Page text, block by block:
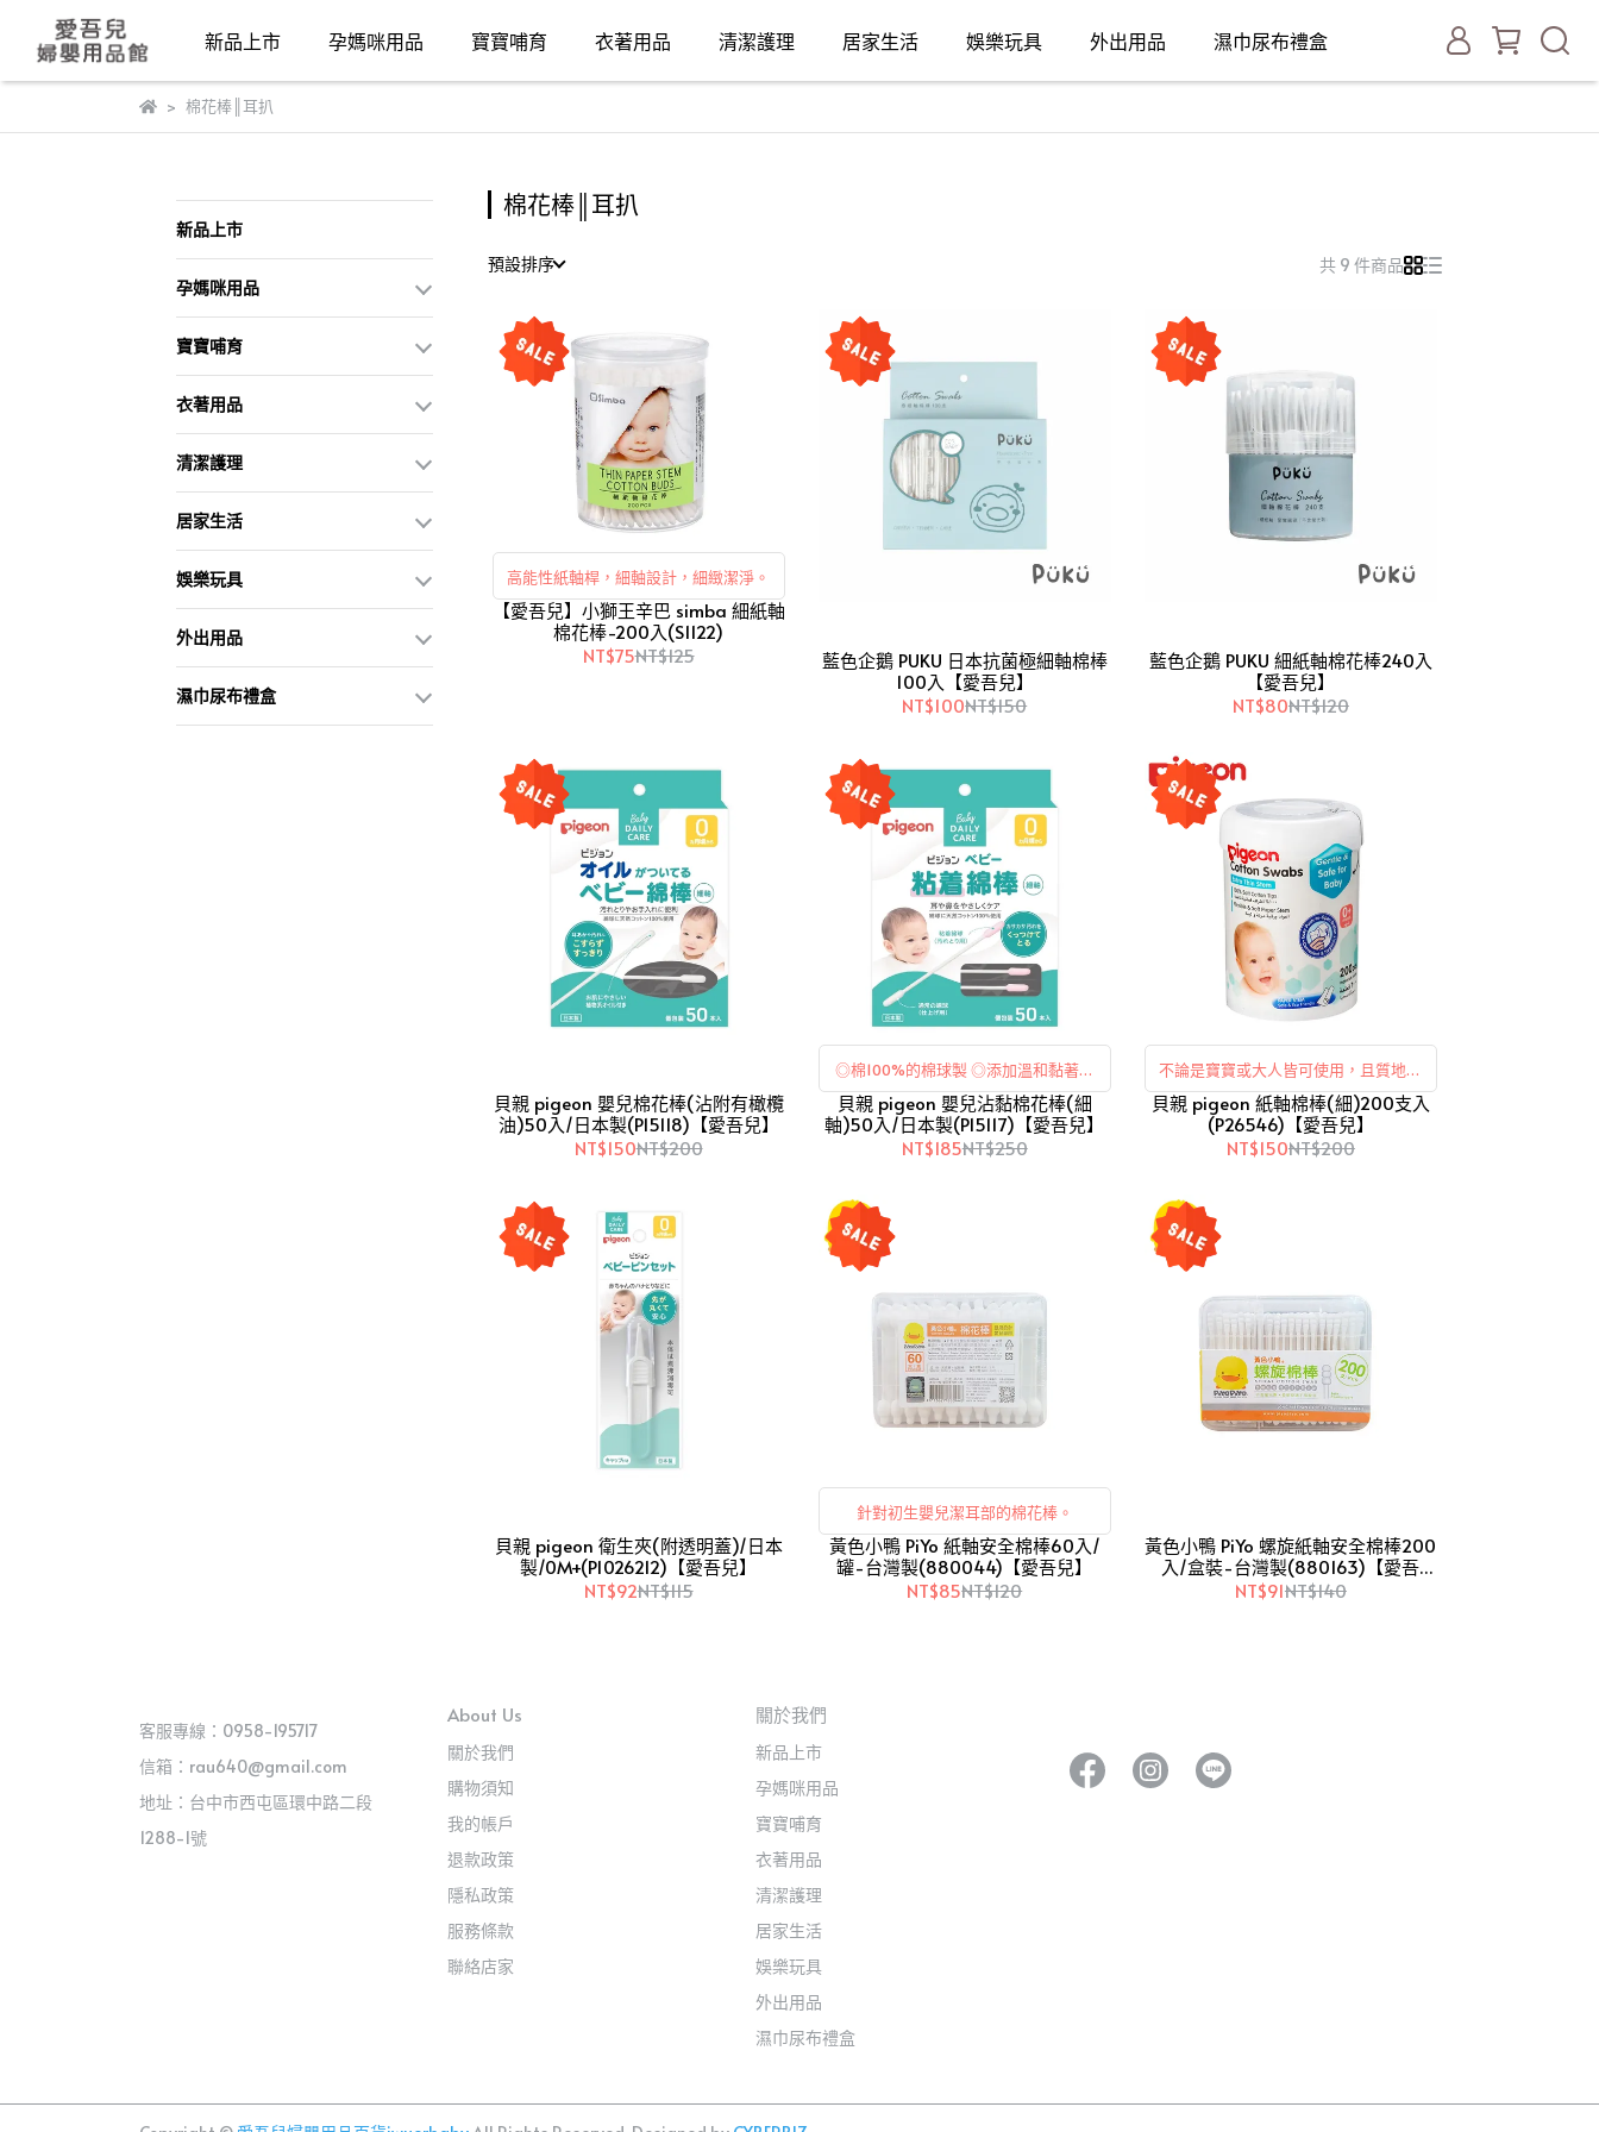
新品上市 孕媽咪用品 寶寶哺育 衣著用品 清潔護理 居家生活 娛樂玩具 外出用品 濕巾尿布禮盒
棉花棒║耳扒
新品上市
孕媽咪用品
寶寶哺育
衣著用品
清潔護理
居家生活
娛樂玩具
外出用品
濕巾尿布禮盒
棉花棒║耳扒
預設排序 共 9 件商品
高能性紙軸桿，細軸設計，細緻潔淨。
【愛吾兒】小獅王辛巴 simba 細紙軸
棉花棒-200入(S1122)
NT$75NT$125
藍色企鵝 PUKU 日本抗菌極細軸棉棒
100入【愛吾兒】
NT$100NT$150
藍色企鵝 PUKU 細紙軸棉花棒240入
【愛吾兒】
NT$80NT$120
貝親 pigeon 嬰兒棉花棒(沾附有橄欖
油)50入/日本製(P15118)【愛吾兒】
NT$150NT$200
◎棉100%的棉球製 ◎添加溫和黏著劑
◎輕鬆清除髒汙 ◎ 分開包裝，簡單衛生
貝親 pigeon 嬰兒沾黏棉花棒(細
軸)50入/日本製(P15117)【愛吾兒】
NT$185NT$250
不論是寶寶或大人皆可使用，且質地對
肌膚相當溫和。
貝親 pigeon 紙軸棉棒(細)200支入
(P26546)【愛吾兒】
NT$150NT$200
貝親 pigeon 衛生夾(附透明蓋)/日本
製/0M+(P1026212)【愛吾兒】
NT$92NT$115
針對初生嬰兒潔耳部的棉花棒。
黃色小鴨 PiYo 紙軸安全棉棒60入/
罐-台灣製(880044)【愛吾兒】
NT$85NT$120
黃色小鴨 PiYo 螺旋紙軸安全棉棒200
入/盒裝-台灣製(880163)【愛吾
兒】
NT$91NT$140
客服專線：0958-195717
信箱：rau640@gmail.com
地址：台中市西屯區環中路二段
1288-1號
About Us
關於我們
購物須知
我的帳戶
退款政策
隱私政策
服務條款
聯絡店家
關於我們
新品上市
孕媽咪用品
寶寶哺育
衣著用品
清潔護理
居家生活
娛樂玩具
外出用品
濕巾尿布禮盒